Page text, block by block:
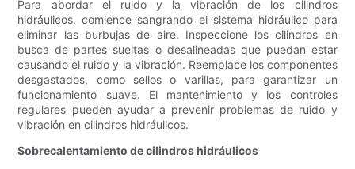
Para abordar el ruido y la vibración de los cilindros
hidráulicos, comience sangrando el sistema hidráulico para
eliminar las burbujas de aire. Inspeccione los cilindros en
busca de partes sueltas o desalineadas que puedan estar
causando el ruido y la vibración. Reemplace los componentes
desgastados, como sellos o varillas, para garantizar un
funcionamiento suave. El mantenimiento y los controles
regulares pueden ayudar a prevenir problemas de ruido y
vibración en cilindros hidráulicos.
Sobrecalentamiento de cilindros hidráulicos